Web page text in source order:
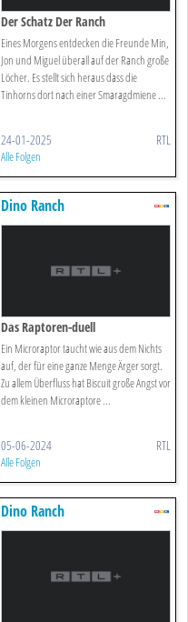
Der Schatz Der Ranch
Eines Morgens entdecken die Freunde Min,
Jon und Miguel überall auf der Ranch große
Löcher. Es stellt sich heraus dass die
Tinhorns dort nach einer Smaragdmiene ...
24-01-2025 RTL
Alle Folgen
Dino Ranch
Das Raptoren-duell
Ein Microraptor taucht wie aus dem Nichts
auf, der für eine ganze Menge Ärger sorgt.
Zu allem Überfluss hat Biscuit große Angst vor
dem kleinen Microraptore ...
05-06-2024 RTL
Alle Folgen
Dino Ranch